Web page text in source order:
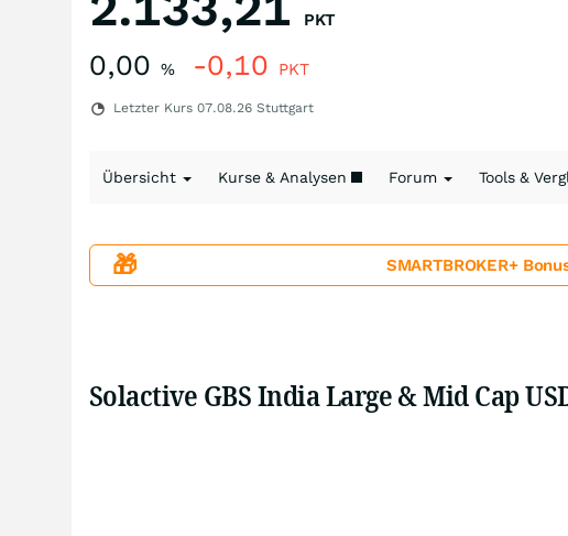
PKT
0,00 % -0,10 PKT
Letzter Kurs 07.08.26 Stuttgart
Übersicht Kurse & Analysen Forum Tools &
🎁 SMARTBROKER+
Solactive GBS India Large & Mid Cap